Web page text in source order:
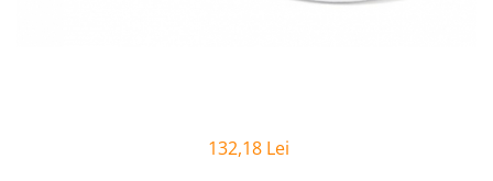
132,18 Lei